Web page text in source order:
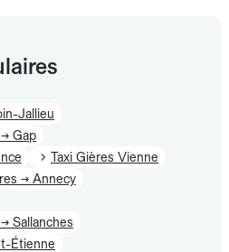
Jallieu
Gap
Taxi Gières Vienne
→ Annecy
Sallanches
Étienne